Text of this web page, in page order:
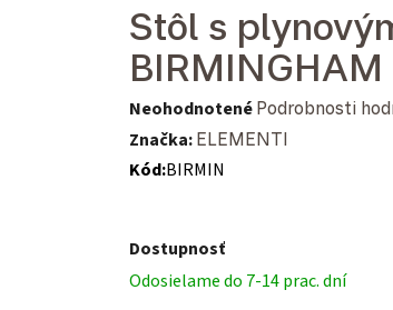
Stôl s
BIRMINGHAM
Priemerné hodnotenie produktu je
Neohodnotené Podrobnosti
Značka: ELEMENTI
Kód:BIRMIN
Dostupnosť
Odosielame do 7-14 prac. dní